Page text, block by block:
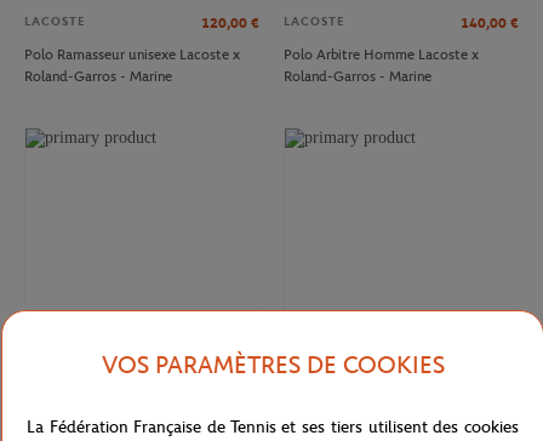
LACOSTE 120,00 €
Polo Ramasseur unisexe Lacoste x
Roland-Garros - Marine
LACOSTE 140,00 €
Polo Arbitre Homme Lacoste x
Roland-Garros - Marine
Jupe Ramasseuse femme Lacoste x
T-shirt Performance homme Lacoste
VOS PARAMÈTRES DE COOKIES
La Fédération Française de Tennis et ses tiers utilisent des cookies